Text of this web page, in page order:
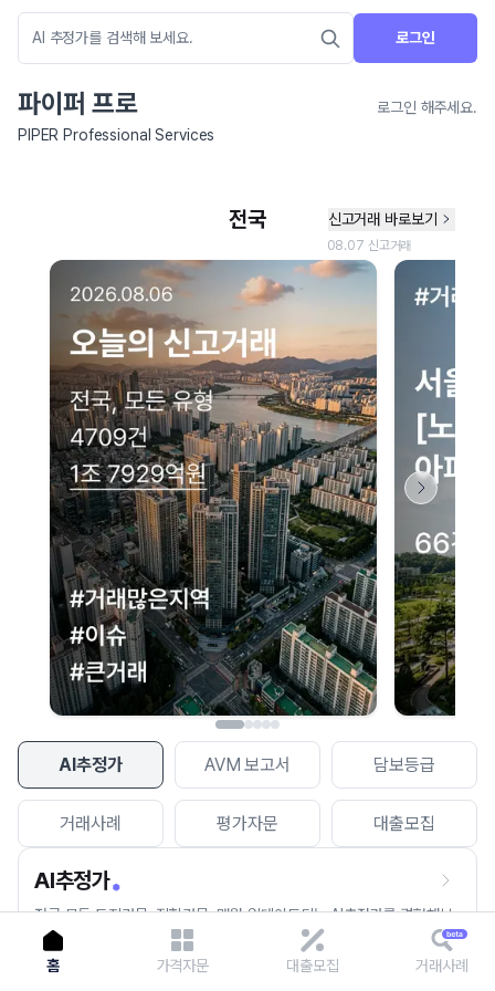
로그인
파이퍼 프로
로그인 해주세요.
PIPER Professional Services
AI추정가 AVM 보고서 담보등급
거래사례 평가자문 대출모집
AI추정가
전국 모든 토지건물, 집합건물, 매월 업데이트되는 AI추정가를 경험해보
세요.
네이버 지도 연결 안내
현재 네이버 지도 연결이 원활하지 않아 지도를 불러올 수 없습니다.
이용에 불편을 드려 죄송합니다.
다시 시도
홈 가격자문 대출모집 거래사례